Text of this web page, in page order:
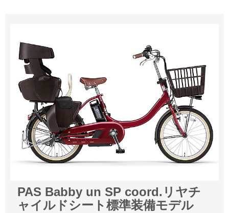
PAS Babby un SP coord.リヤチ
ャイルドシート標準装備モデル